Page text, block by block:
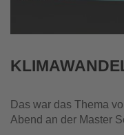
Das war das Thema
Abend an der Master